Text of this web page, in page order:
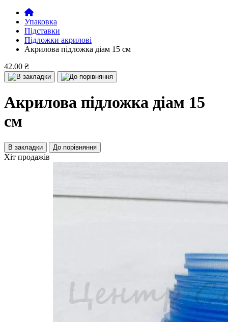
Упаковка
Підставки
Підложки акрилові
Акрилова підложка діам 15 см
42.00 ₴
Акрилова підложка діам 15
см
В закладки До порівняння
Хіт продажів